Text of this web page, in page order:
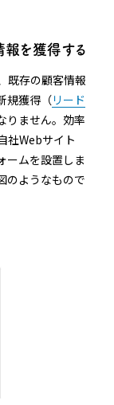
報を獲得する
既存の顧客情報
規獲得（リード
りません。効率
社Webサイト
ームを設置しま
のようなもので